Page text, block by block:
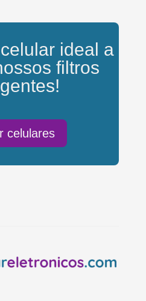
ideal a
filtros
celulares